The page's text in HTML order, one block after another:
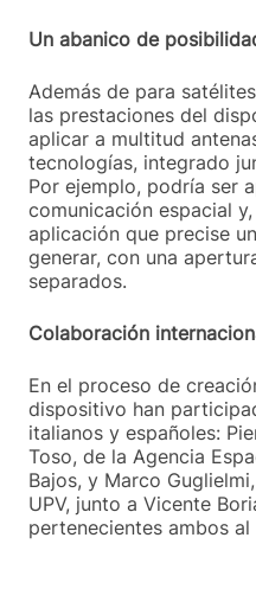
Un abanico de
Además de para
las prestaciones del
aplicar a multitud
tecnologías, integrado
Por ejemplo, podría ser
comunicación espacial
aplicación que precise
generar, con una
separados.
Colaboración
En el proceso de
dispositivo han
italianos y españoles:
Toso, de la Agencia
Bajos, y Marco
UPV, junto a Vicente
pertenecientes ambos